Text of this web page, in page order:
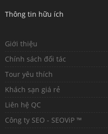
Thông tin hữu ích
Giới thiệu
Chính sách đối tác
Tour yêu thích
Khách sạn giá rẻ
Liên hệ QC
Công ty SEO - SEOViP ™